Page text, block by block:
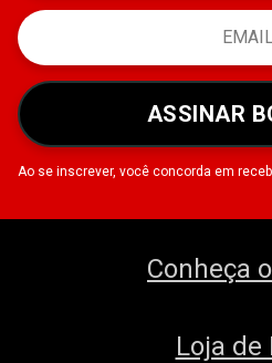
ASSINAR
Ao se inscrever, você concorda em
Conheça
Loja de